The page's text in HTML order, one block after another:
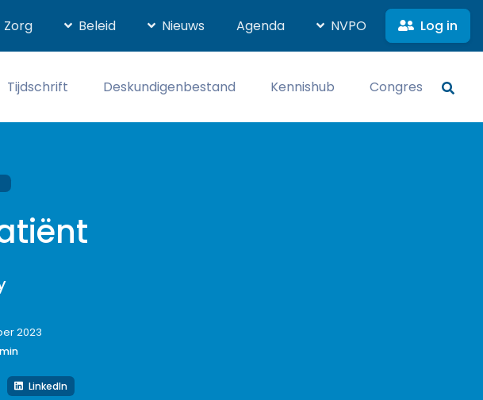
Zorg Beleid Nieuws Agenda NVPO Log in
Tijdschrift Deskundigenbestand Kennishub Congres
2023
min
LinkedIn